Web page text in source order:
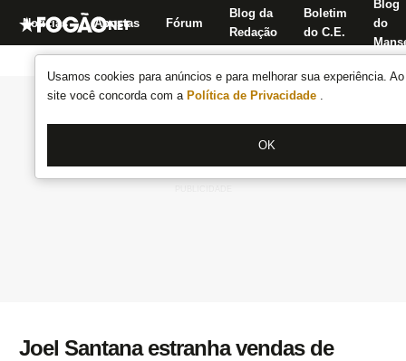
Usamos cookies para anúncios e para melhorar sua experiência.
site você concorda com a Política de Privacidade .
OK
Notícias Apostas Fórum
Blog da
Redação
Boletim
do C.E.
Blog
do
Joel Santana estranha vendas de